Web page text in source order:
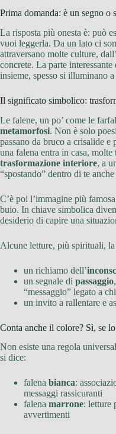
Prima domanda: è un segno o
La risposta più onesta è: può
vuoi leggerla. Da un lato ci
attraversano molte culture,
concrete. La parte
insieme, spesso si illuminano
Il significato simbolico:
Le falene, un po’ come le
metamorfosi. Non è solo
passano da bruco a crisalide
una falena entra in casa,
trasformazione interiore, a
“spostando” dentro di te
C’è poi l’immagine più
buio. In chiave simbolica
desiderio di capire una
Alcune letture, più spirituali,
un richiamo dell’
un segnale di passaggio
“messaggio” legato a
un invito a rallentare e
Conta anche il colore? Sì, se
Non esiste una regola
si dice:
falena bianca:
messaggi rassicuranti
falena marrone: letture
avvertimenti